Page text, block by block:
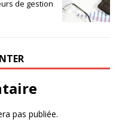
de gestion
pas publiée.